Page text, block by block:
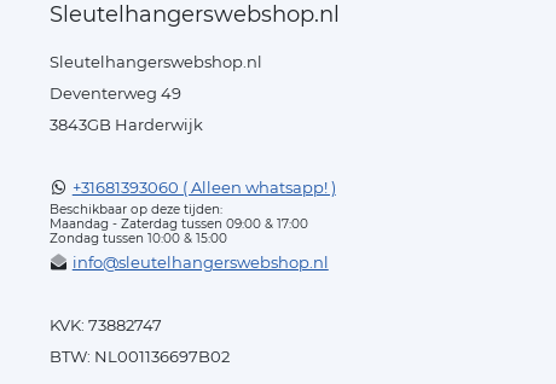
Sleutelhangerswebshop.nl
Sleutelhangerswebshop.nl
Deventerweg 49
3843GB Harderwijk
+31681393060 ( Alleen whatsapp! )
Beschikbaar op deze tijden:
Maandag - Zaterdag tussen 09:00 & 17:00
Zondag tussen 10:00 & 15:00
info@sleutelhangerswebshop.nl
KVK: 73882747
BTW: NL001136697B02